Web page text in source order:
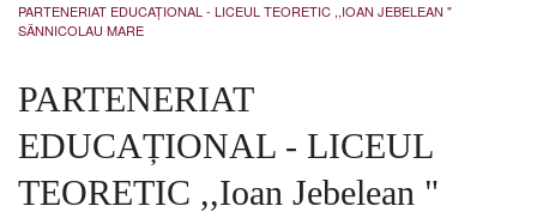
PARTENERIAT EDUCAȚIONAL - LICEUL TEORETIC ,,IOAN JEBELEAN "
SÂNNICOLAU MARE
PARTENERIAT
EDUCAȚIONAL - LICEUL
TEORETIC ,,Ioan Jebelean "